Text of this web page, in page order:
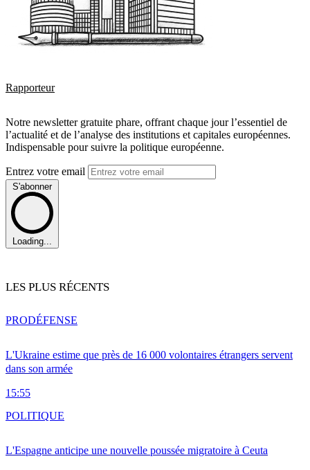
Rapporteur
Notre newsletter gratuite phare, offrant chaque jour l’essentiel de
l’actualité et de l’analyse des institutions et capitales européennes.
Indispensable pour suivre la politique européenne.
Entrez votre email
S'abonner
Loading...
LES PLUS RÉCENTS
L'Ukraine estime que près de 16 000 volontaires étrangers servent
dans son armée
15:55
PRODÉFENSE
L'Espagne anticipe une nouvelle poussée migratoire à Ceuta
POLITIQUE